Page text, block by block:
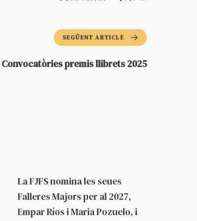
SEGÜENT ARTICLE
Convocatòries premis llibrets 2025
La FJFS nomina les seues
Falleres Majors per al 2027,
Empar Ríos i Maria Pozuelo, i